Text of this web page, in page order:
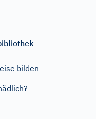
bilden